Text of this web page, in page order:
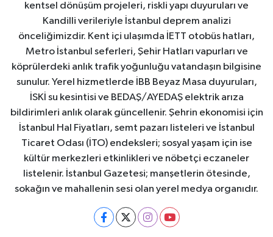
kentsel dönüşüm projeleri, riskli yapı duyuruları ve
Kandilli verileriyle İstanbul deprem analizi
önceliğimizdir. Kent içi ulaşımda İETT otobüs hatları,
Metro İstanbul seferleri, Şehir Hatları vapurları ve
köprülerdeki anlık trafik yoğunluğu vatandaşın bilgisine
sunulur. Yerel hizmetlerde İBB Beyaz Masa duyuruları,
İSKİ su kesintisi ve BEDAŞ/AYEDAŞ elektrik arıza
bildirimleri anlık olarak güncellenir. Şehrin ekonomisi için
İstanbul Hal Fiyatları, semt pazarı listeleri ve İstanbul
Ticaret Odası (İTO) endeksleri; sosyal yaşam için ise
kültür merkezleri etkinlikleri ve nöbetçi eczaneler
listelenir. İstanbul Gazetesi; manşetlerin ötesinde,
sokağın ve mahallenin sesi olan yerel medya organıdır.